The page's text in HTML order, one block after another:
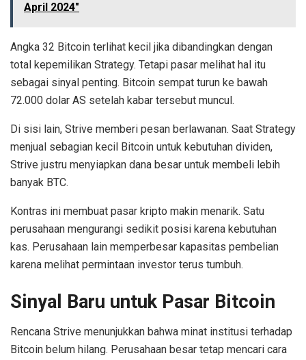
April 2024"
Angka 32 Bitcoin terlihat kecil jika dibandingkan dengan
total kepemilikan Strategy. Tetapi pasar melihat hal itu
sebagai sinyal penting. Bitcoin sempat turun ke bawah
72.000 dolar AS setelah kabar tersebut muncul.
Di sisi lain, Strive memberi pesan berlawanan. Saat Strategy
menjual sebagian kecil Bitcoin untuk kebutuhan dividen,
Strive justru menyiapkan dana besar untuk membeli lebih
banyak BTC.
Kontras ini membuat pasar kripto makin menarik. Satu
perusahaan mengurangi sedikit posisi karena kebutuhan
kas. Perusahaan lain memperbesar kapasitas pembelian
karena melihat permintaan investor terus tumbuh.
Sinyal Baru untuk Pasar Bitcoin
Rencana Strive menunjukkan bahwa minat institusi terhadap
Bitcoin belum hilang. Perusahaan besar tetap mencari cara